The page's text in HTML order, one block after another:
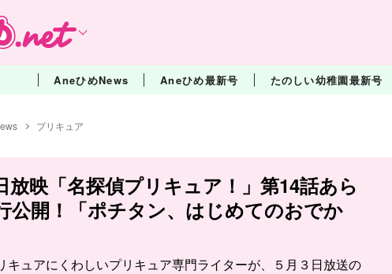
AneひめNews Aneひめ最新号 たのしい幼稚園最新号
プリキュア
放映「名探偵プリキュア！」第14話あら
公開！「ポチタン、はじめてのおでか
キュアにくわしいプリキュア専門ライターが、５月３日放送の